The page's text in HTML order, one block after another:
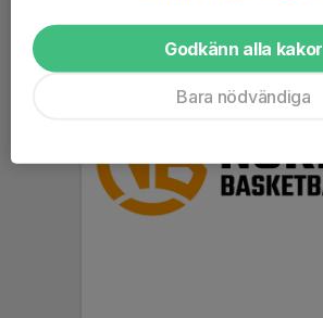
Godkänn alla kakor
Bara nödvändiga